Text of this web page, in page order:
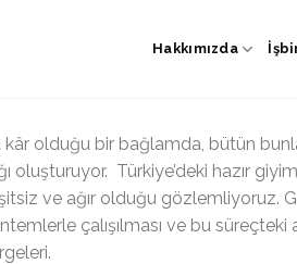
Hakkımızda
olduğu bir bağlamda, bütün
oluşturuyor. Türkiye’deki hazır
ve ağır olduğu gözlemliyoruz.
çalışılması ve bu